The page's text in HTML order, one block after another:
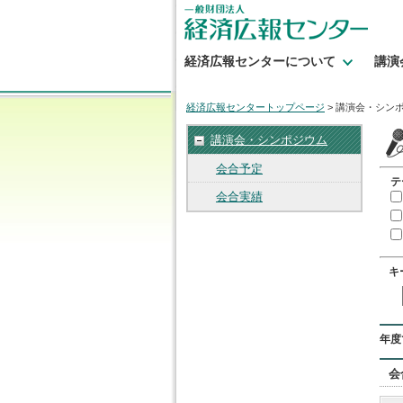
経済広報センターについて 講演
経済広報センタートップページ > 講演会・シン
講演会・シンポジウム
会合予定
会合実績
テ
キ
年
会